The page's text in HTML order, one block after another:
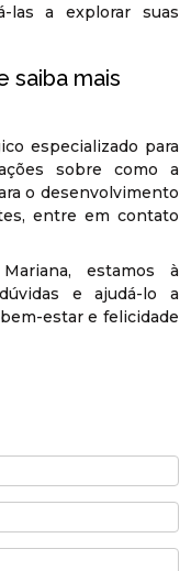
las a explorar suas
saiba mais
especializado para
sobre como a
o desenvolvimento
entre em contato
estamos à
e ajudá-lo a
estar e felicidade